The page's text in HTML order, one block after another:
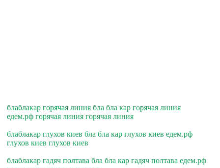
блаблакар горячая линия бла бла кар горячая линия
едем.рф горячая линия горячая линия
блаблакар глухов киев бла бла кар глухов киев едем.рф
глухов киев глухов киев
блаблакар гадяч полтава бла бла кар гадяч полтава едем.рф